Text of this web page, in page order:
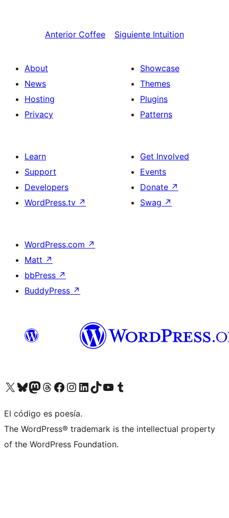
Anterior Coffee Siguiente Intuition
About
News
Hosting
Privacy
Showcase
Themes
Plugins
Patterns
Learn
Support
Developers
WordPress.tv ↗
Get Involved
Events
Donate ↗
Swag ↗
WordPress.com ↗
Matt ↗
bbPress ↗
BuddyPress ↗
Visit our X (formerly Twitter) account
Visit our Bluesky account
Visit our Mastodon account
Visit our Threads account
Visit our Facebook page
Visit our Instagram account
Visit our LinkedIn account
Visit our TikTok account
Visit our YouTube channel
Visit our Tumblr account
El código es poesía.
The WordPress® trademark is the intellectual property
of the WordPress Foundation.